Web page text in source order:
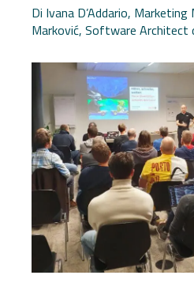
Di Ivana D’Addario,
Marković, Software Architect